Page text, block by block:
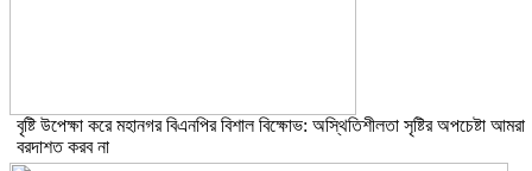
বৃষ্টি উপেক্ষা করে মহানগর বিএনপির বিশাল বিক্ষোভ: অস্থিতিশীলতা সৃষ্টির অপচেষ্টা আমরা
বরদাশত করব না